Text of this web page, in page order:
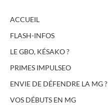
ACCUEIL
FLASH-INFOS
LE GBO, KÉSAKO ?
PRIMES IMPULSEO
ENVIE DE DÉFENDRE LA MG ?
VOS DÉBUTS EN MG